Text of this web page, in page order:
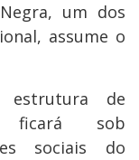
um dos
assume o
de
ficará sob
sociais do